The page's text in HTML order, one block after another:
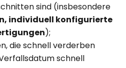
sind (insbesondere
individuell konfigurierte
);
die schnell verderben
schnell